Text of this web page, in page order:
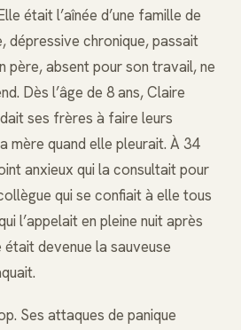
était l’aînée d’une famille de
dépressive chronique, passait
père, absent pour son travail, ne
Dès l’âge de 8 ans, Claire
ses frères à faire leurs
mère quand elle pleurait. À 34
anxieux qui la consultait pour
qui se confiait à elle tous
l’appelait en pleine nuit après
devenue la sauveuse
Ses attaques de panique